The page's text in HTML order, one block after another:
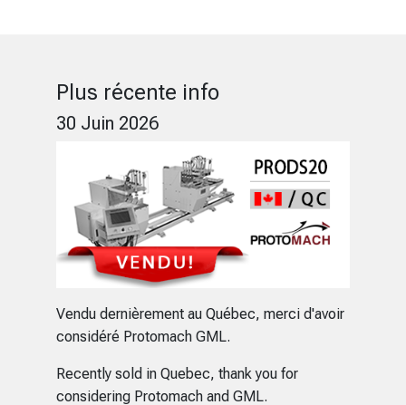
Plus récente info
30 Juin 2026
Vendu dernièrement au Québec, merci d'avoir
considéré Protomach GML.
Recently sold in Quebec, thank you for
considering Protomach and GML.